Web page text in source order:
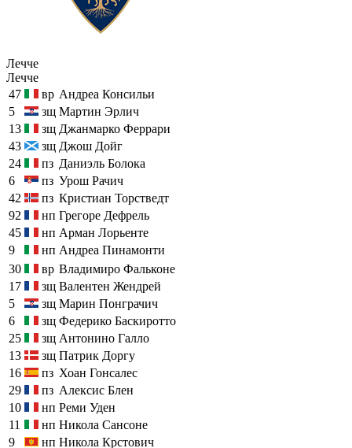
Лечче
Лечче
47
вр Андреа Консильи
5
зщ Мартин Эрлич
13
зщ Джанмарко Феррари
43
зщ Джош Дойг
24
пз Даниэль Болока
6
пз Урош Рачич
42
пз Кристиан Торстведт
92
нп Грегоре Дефрель
45
нп Арман Лорьенте
9
нп Андреа Пинамонти
30
вр Владимиро Фальконе
17
зщ Валентен Жендрей
5
зщ Марин Понграчич
6
зщ Федерико Баскиротто
25
зщ Антонино Галло
13
зщ Патрик Доргу
16
пз Хоан Гонсалес
29
пз Алексис Блен
10
нп Реми Уден
11
нп Никола Сансоне
9
нп Никола Крстович